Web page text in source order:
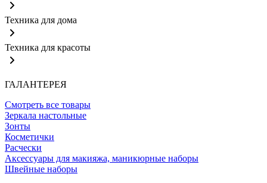
Техника для дома
Техника для красоты
ГАЛАНТЕРЕЯ
Смотреть все товары
Зеркала настольные
Зонты
Косметички
Расчески
Аксессуары для макияжа, маникюрные наборы
Швейные наборы